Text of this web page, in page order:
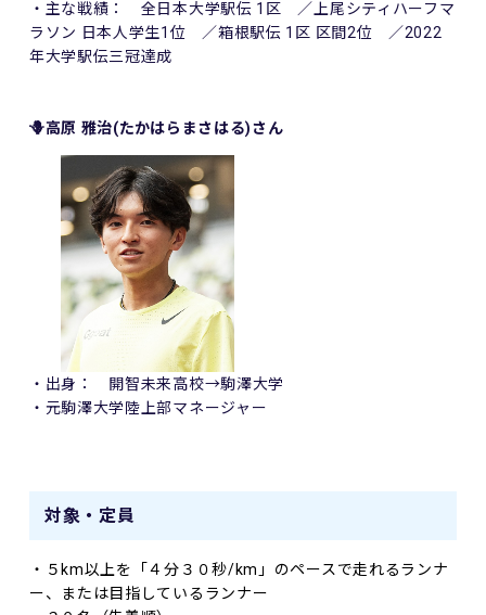
・主な戦績： 全日本大学駅伝 1区 ／上尾シティハーフマ
ラソン 日本人学生1位 ／箱根駅伝 1区 区間2位 ／2022
年大学駅伝三冠達成
🪻高原 雅治(たかはらまさはる)さん
・出身： 開智未来高校→駒澤大学
・元駒澤大学陸上部マネージャー
対象・定員
・５km以上を「４分３０秒/km」のペースで走れるランナ
ー、または目指しているランナー